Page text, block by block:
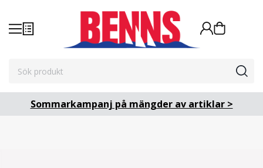
Sommarkampanj på mängder av artiklar >